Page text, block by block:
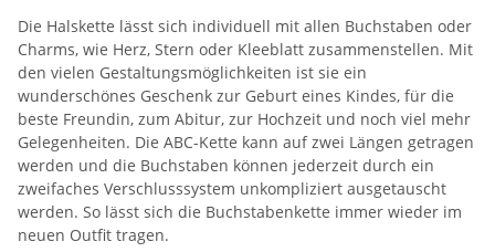
Die Halskette lässt sich individuell mit allen Buchstaben oder
Charms, wie Herz, Stern oder Kleeblatt zusammenstellen. Mit
den vielen Gestaltungsmöglichkeiten ist sie ein
wunderschönes Geschenk zur Geburt eines Kindes, für die
beste Freundin, zum Abitur, zur Hochzeit und noch viel mehr
Gelegenheiten. Die ABC-Kette kann auf zwei Längen getragen
werden und die Buchstaben können jederzeit durch ein
zweifaches Verschlusssystem unkompliziert ausgetauscht
werden. So lässt sich die Buchstabenkette immer wieder im
neuen Outfit tragen.